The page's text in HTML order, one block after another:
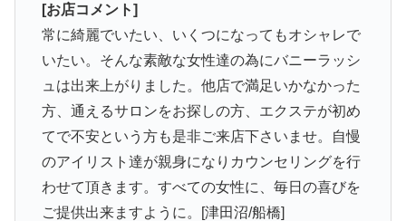
[お店コメント]
常に綺麗でいたい、いくつになってもオシャレで
いたい。そんな素敵な女性達の為にバニーラッシ
ュは出来上がりました。他店で満足いかなかった
方、通えるサロンをお探しの方、エクステが初め
てで不安という方も是非ご来店下さいませ。自慢
のアイリスト達が親身になりカウンセリングを行
わせて頂きます。すべての女性に、毎日の喜びを
ご提供出来ますように。[津田沼/船橋]